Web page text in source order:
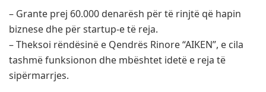
– Grante prej 60.000 denarësh për të rinjtë që hapin
biznese dhe për startup-e të reja.
– Theksoi rëndësinë e Qendrës Rinore “AIKEN”, e cila
tashmë funksionon dhe mbështet idetë e reja të
sipërmarrjes.